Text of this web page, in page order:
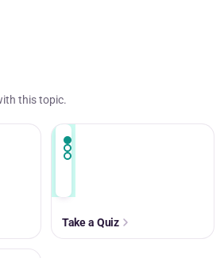
this topic.
Take a Quiz